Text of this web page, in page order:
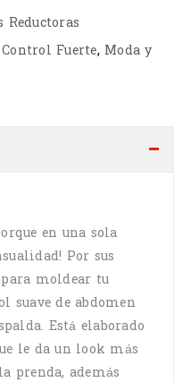
Reductoras
Fuerte, Moda y
en una sola
Por sus
moldear tu
suave de abdomen
Está elaborado
le da un look más
prenda, además